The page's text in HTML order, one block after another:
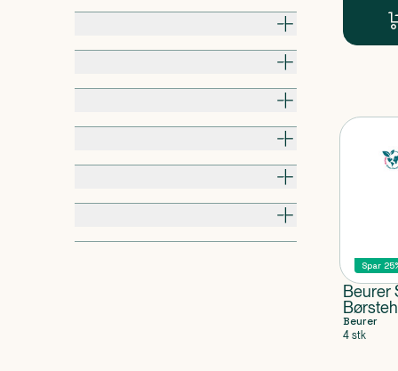
Spar
Beurer
Beurer
4 stk